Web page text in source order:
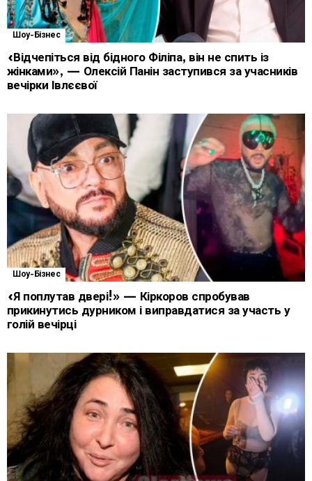
Шоу-Бізнес
«Відчепіться від бідного Філіпа, він не спить із
жінками», — Олексій Панін заступився за учасників
вечірки Івлєєвої
Шоу-Бізнес
«Я поплутав двері!» — Кіркоров спробував
прикинутись дурником і виправдатися за участь у
голій вечірці